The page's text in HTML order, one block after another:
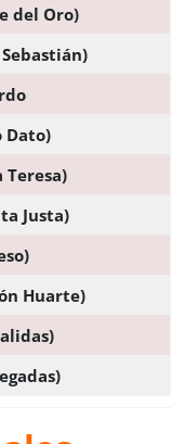
del Oro)
Dato)
Teresa)
Justa)
Huarte)